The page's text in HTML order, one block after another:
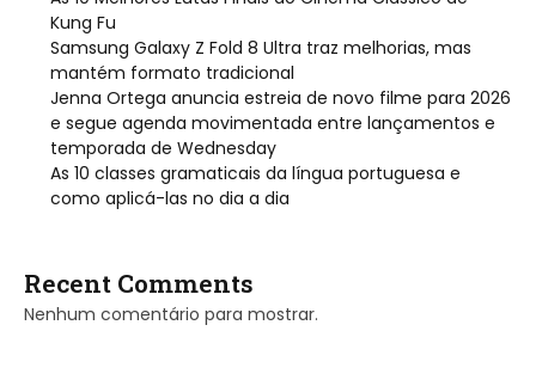
Kung Fu
Samsung Galaxy Z Fold 8 Ultra traz melhorias, mas
mantém formato tradicional
Jenna Ortega anuncia estreia de novo filme para 2026
e segue agenda movimentada entre lançamentos e
temporada de Wednesday
As 10 classes gramaticais da língua portuguesa e
como aplicá-las no dia a dia
Recent Comments
Nenhum comentário para mostrar.